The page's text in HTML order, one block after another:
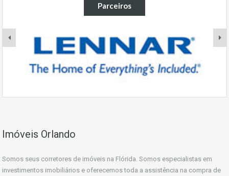
Parceiros
Imóveis Orlando
Somos seus corretores de imóveis na Flórida. Somos especialistas em
investimentos imobiliários e oferecemos toda a assistência na compra de